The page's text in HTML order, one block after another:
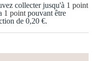
collecter jusqu'à 1 point
1 point pouvant être
de 0,20 €.